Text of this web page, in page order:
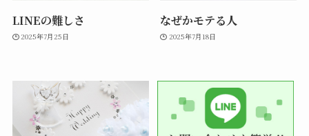
LINEの難しさ
2025年7月25日
なぜかモテる人
2025年7月18日